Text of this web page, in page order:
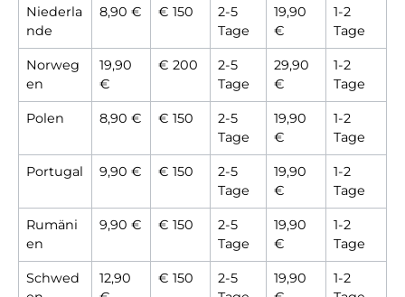
Niederla
nde
8,90 € € 150
2-5
Tage
19,90
€
1-2
Tage
Norweg
en
19,90
€
€ 200
2-5
Tage
29,90
€
1-2
Tage
Polen 8,90 € € 150
2-5
Tage
19,90
€
1-2
Tage
Portugal 9,90 € € 150
2-5
Tage
19,90
€
1-2
Tage
Rumäni
en
9,90 € € 150
2-5
Tage
19,90
€
1-2
Tage
Schwed
12,90
€ 150
2-5
19,90
1-2